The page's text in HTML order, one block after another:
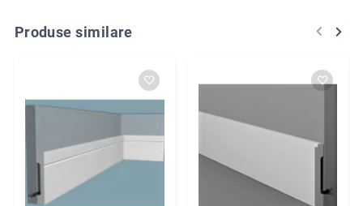
Produse similare